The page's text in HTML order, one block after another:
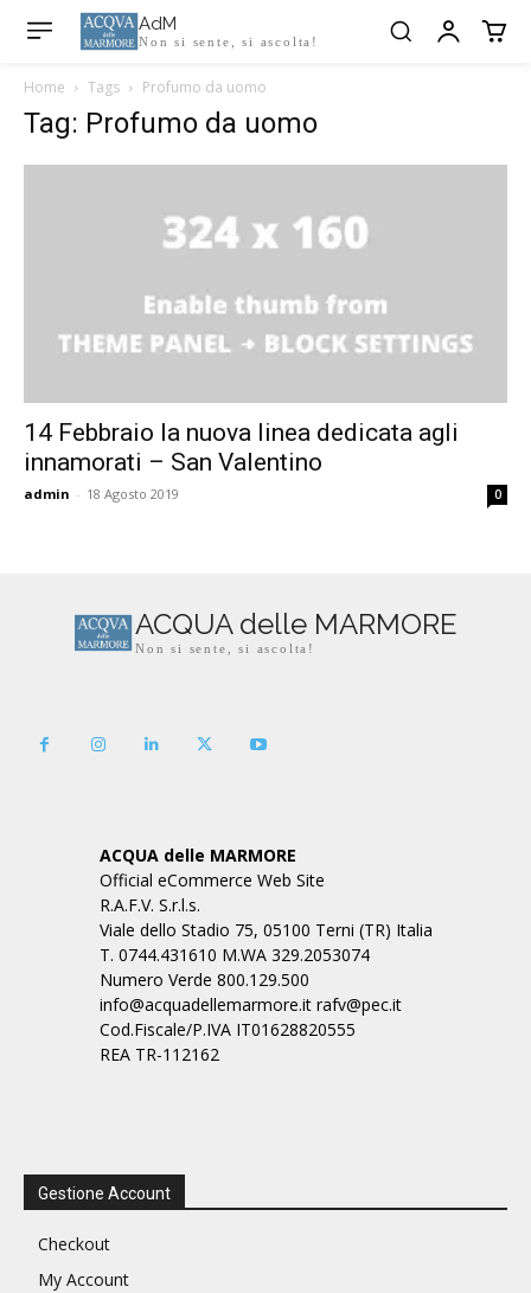
AdM
Non si sente, si ascolta!
Home Tags Profumo da uomo
Tag: Profumo da uomo
14 Febbraio la nuova linea dedicata agli
innamorati – San Valentino
admin - 18 Agosto 2019 0
ACQUA delle MARMORE
Non si sente, si ascolta!
ACQUA delle MARMORE
Official eCommerce Web Site
R.A.F.V. S.r.l.s.
Viale dello Stadio 75, 05100 Terni (TR) Italia
T. 0744.431610 M.WA 329.2053074
Numero Verde 800.129.500
info@acquadellemarmore.it rafv@pec.it
Cod.Fiscale/P.IVA IT01628820555
REA TR-112162
Gestione Account
Checkout
My Account